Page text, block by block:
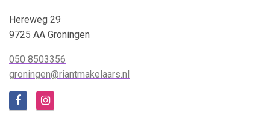
Hereweg 29
9725 AA Groningen
050 8503356
groningen@riantmakelaars.nl